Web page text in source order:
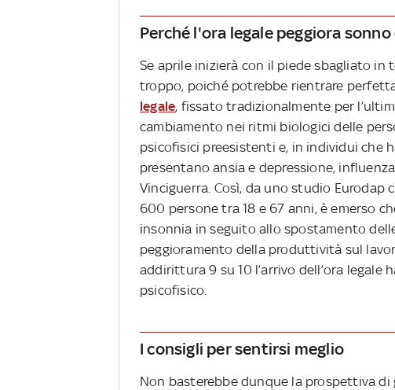
Perché l'ora legale peggiora sonno
Se aprile inizierà con il piede sbagliato in
troppo, poiché potrebbe rientrare
legale, fissato tradizionalmente per
cambiamento nei ritmi biologici delle
psicofisici preesistenti e, in individui che
presentano ansia e depressione,
Vinciguerra. Così, da uno studio Eurodap
600 persone tra 18 e 67 anni, è emerso
insonnia in seguito allo spostamento
peggioramento della produttività sul
addirittura 9 su 10 l’arrivo dell’ora
psicofisico.
I consigli per sentirsi meglio
Non basterebbe dunque la prospettiva di